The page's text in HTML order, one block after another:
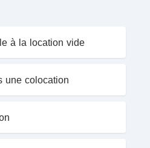
à la location vide
une colocation